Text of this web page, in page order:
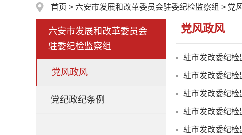
首页 > 六安市发展和改革委员会驻委纪检监察组 > 党
六安市发展和改革委员会
驻委纪检监察组
党风政风
党纪政纪条例
党风政风
驻市发改委纪检
驻市发改委纪检
驻市发改委纪检
驻市发改委纪检
驻市发改委纪检